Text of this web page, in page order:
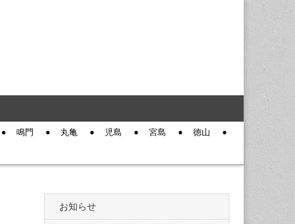
鳴門 丸亀 児島 宮島 徳山
お知らせ